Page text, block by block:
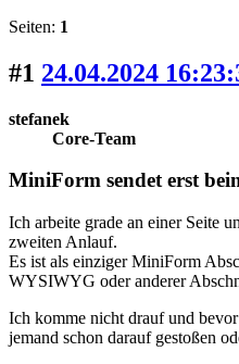
Seiten: 1
#1 24.04.2024
stefanek
Core-Team
MiniForm sendet erst
Ich arbeite grade an einer Seite
zweiten Anlauf.
Es ist als einziger MiniForm
WYSIWYG oder anderer
Ich komme nicht drauf und
jemand schon darauf gestoßen